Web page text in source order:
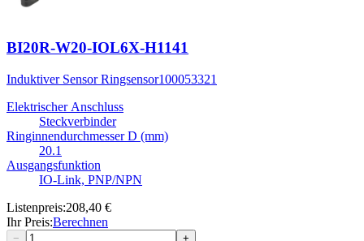
BI20R-W20-IOL6X-H1141
Induktiver Sensor Ringsensor100053321
Elektrischer Anschluss
Steckverbinder
Ringinnendurchmesser D (mm)
20.1
Ausgangsfunktion
IO-Link, PNP/NPN
Listenpreis:208,40 €
Ihr Preis:Berechnen
− +